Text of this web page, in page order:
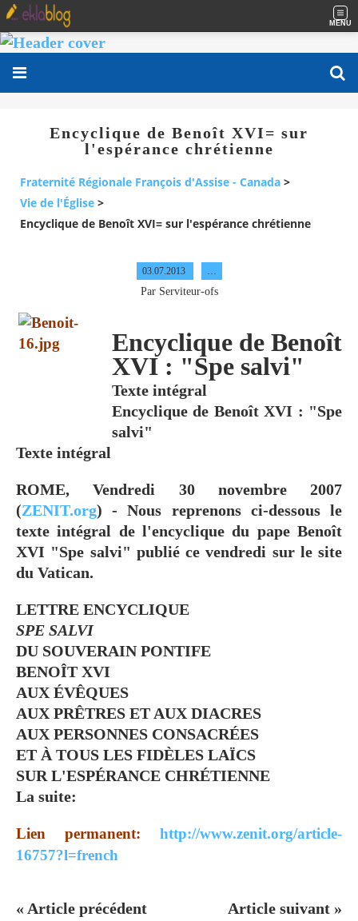
MENU
Encyclique de Benoît XVI= sur
l'espérance chrétienne
Fraternité Régionale François d'Assise - Canada >
Vie de l'Église >
Encyclique de Benoît XVI= sur l'espérance chrétienne
03.07.2013
Par Serviteur-ofs
Encyclique de Benoît
XVI : "Spe salvi"
Texte intégral
Encyclique de Benoît XVI : "Spe
salvi"
Texte intégral
ROME, Vendredi 30 novembre 2007
(ZENIT.org) - Nous reprenons ci-dessous le
texte intégral de l'encyclique du pape Benoît
XVI "Spe salvi" publié ce vendredi sur le site
du Vatican.
LETTRE ENCYCLIQUE
SPE SALVI
DU SOUVERAIN PONTIFE
BENOÎT XVI
AUX ÉVÊQUES
AUX PRÊTRES ET AUX DIACRES
AUX PERSONNES CONSACRÉES
ET À TOUS LES FIDÈLES LAÏCS
SUR L'ESPÉRANCE CHRÉTIENNE
La suite:
Lien permanent: http://www.zenit.org/article-
16757?l=french
« Article précédent Article suivant »